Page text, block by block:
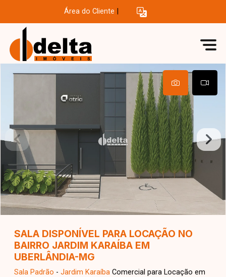
Área do Cliente
SALA DISPONÍVEL PARA LOCAÇÃO NO
BAIRRO JARDIM KARAÍBA EM
UBERLÂNDIA-MG
Sala Padrão - Jardim Karaíba Comercial para Locação em